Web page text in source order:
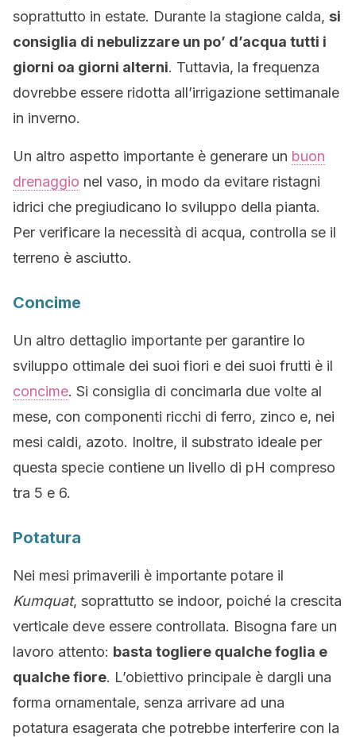
soprattutto in estate. Durante la stagione calda, si
consiglia di nebulizzare un po’ d’acqua tutti i
giorni oa giorni alterni. Tuttavia, la frequenza
dovrebbe essere ridotta all’irrigazione settimanale
in inverno.
Un altro aspetto importante è generare un buon
drenaggio nel vaso, in modo da evitare ristagni
idrici che pregiudicano lo sviluppo della pianta.
Per verificare la necessità di acqua, controlla se il
terreno è asciutto.
Concime
Un altro dettaglio importante per garantire lo
sviluppo ottimale dei suoi fiori e dei suoi frutti è il
concime. Si consiglia di concimarla due volte al
mese, con componenti ricchi di ferro, zinco e, nei
mesi caldi, azoto. Inoltre, il substrato ideale per
questa specie contiene un livello di pH compreso
tra 5 e 6.
Potatura
Nei mesi primaverili è importante potare il
Kumquat, soprattutto se indoor, poiché la crescita
verticale deve essere controllata. Bisogna fare un
lavoro attento: basta togliere qualche foglia e
qualche fiore. L’obiettivo principale è dargli una
forma ornamentale, senza arrivare ad una
potatura esagerata che potrebbe interferire con la